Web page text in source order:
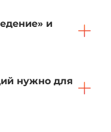
и
нужно для